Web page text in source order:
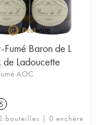
Fumé Baron de L
de Ladoucette
AOC
bouteilles | 0 enchère